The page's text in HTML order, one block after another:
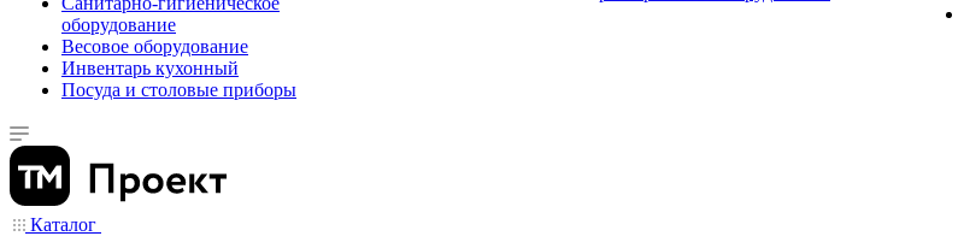
оборудование
Весовое оборудование
Инвентарь кухонный
Посуда и столовые приборы
Каталог